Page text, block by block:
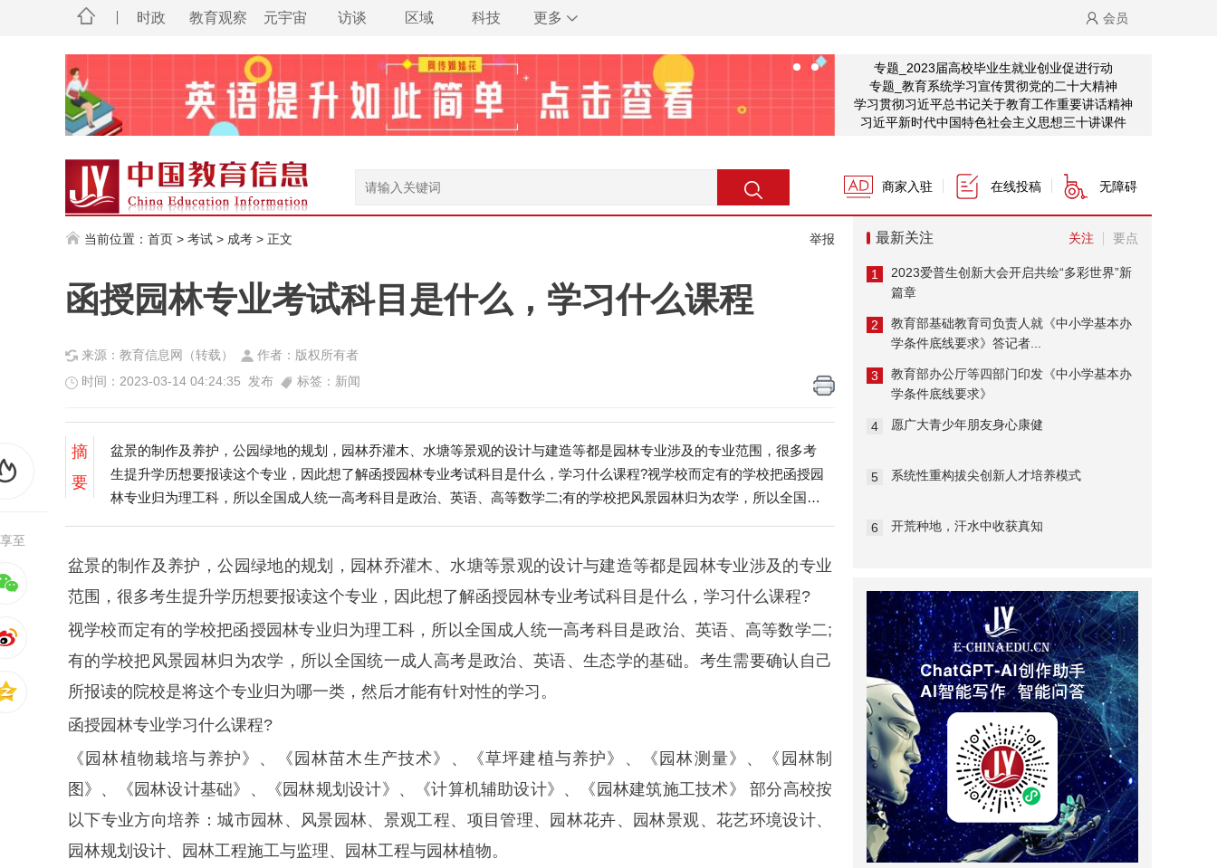
专题_2023届高校毕业生就业创业促进行动
专题_教育系统学习宣传贯彻党的二十大精神
学习贯彻习近平总书记关于教育工作重要讲话精神
习近平新时代中国特色社会主义思想三十讲课件
时政 教育观察 元宇宙 访谈 区域 科技 更多 会员
商家入驻 在线投稿 无障碍
当前位置： 首页 > 考试 > 成考 > 正文 举报
函授园林专业考试科目是什么，学习什么课程
来源：教育信息网（转载）
作者：版权所有者
时间：2023-03-14 04:24:35 发布
标签：新闻
至
摘
要
盆景的制作及养护，公园绿地的规划，园林乔灌木、水塘等景观的设计与建造等都是园林专业涉及的专业范围，很多考
生提升学历想要报读这个专业，因此想了解函授园林专业考试科目是什么，学习什么课程?视学校而定有的学校把函授园
林专业归为理工科，所以全国成人统一高考科目是政治、英语、高等数学二;有的学校把风景园林归为农学，所以全国统
盆景的制作及养护，公园绿地的规划，园林乔灌木、水塘等景观的设计与建造等都是园林专业涉及的专业
范围，很多考生提升学历想要报读这个专业，因此想了解函授园林专业考试科目是什么，学习什么课程?
视学校而定有的学校把函授园林专业归为理工科，所以全国成人统一高考科目是政治、英语、高等数学二;
有的学校把风景园林归为农学，所以全国统一成人高考是政治、英语、生态学的基础。考生需要确认自己
所报读的院校是将这个专业归为哪一类，然后才能有针对性的学习。
函授园林专业学习什么课程?
《园林植物栽培与养护》、《园林苗木生产技术》、《草坪建植与养护》、《园林测量》、《园林制
图》、《园林设计基础》、《园林规划设计》、《计算机辅助设计》、《园林建筑施工技术》 部分高校按
以下专业方向培养：城市园林、风景园林、景观工程、项目管理、园林花卉、园林景观、花艺环境设计、
园林规划设计、园林工程施工与监理、园林工程与园林植物。
最新关注 关注 要点
1
2023爱普生创新大会开启共绘“多彩世界”新
篇章
2
教育部基础教育司负责人就《中小学基本办
学条件底线要求》答记者...
3
教育部办公厅等四部门印发《中小学基本办
学条件底线要求》
4 愿广大青少年朋友身心康健
5 系统性重构拔尖创新人才培养模式
6 开荒种地，汗水中收获真知